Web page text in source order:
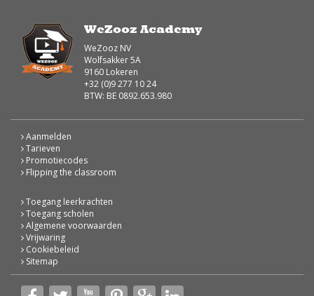
WeZooz Academy
WeZooz NV
Wolfsakker 5A
9160 Lokeren
+32 (0)9 277 10 24
BTW: BE 0892.653.980
Aanmelden
Tarieven
Promotiecodes
Flipping the classroom
Toegang leerkrachten
Toegang scholen
Algemene voorwaarden
Vrijwaring
Cookiebeleid
Sitemap